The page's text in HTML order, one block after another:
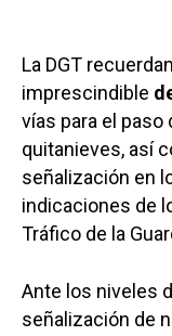
La DGT
imprescindible
vías para el
quitanieves, así
señalización en
indicaciones de
Tráfico de la
Ante los niveles
señalización de